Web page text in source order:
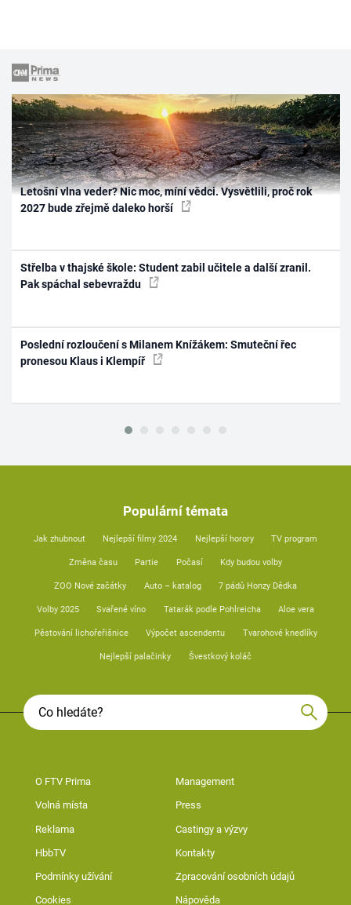
Letošní vlna veder? Nic moc, míní vědci. Vysvětlili, proč rok
2027 bude zřejmě daleko horší
Střelba v thajské škole: Student zabil učitele a další zranil.
Pak spáchal sebevraždu
Poslední rozloučení s Milanem Knížákem: Smuteční řec
pronesou Klaus i Klempíř
Populární témata
Jak zhubnout Nejlepší filmy 2024 Nejlepší horory TV program
Změna času Partie Počasí Kdy budou volby
ZOO Nové začátky Auto – katalog 7 pádů Honzy Dědka
Volby 2025 Svařené víno Tatarák podle Pohlreicha Aloe vera
Pěstování lichořeřišnice Výpočet ascendentu Tvarohové knedlíky
Nejlepší palačinky Švestkový koláč
O FTV Prima Management
Volná místa Press
Reklama Castingy a výzvy
HbbTV Kontakty
Podmínky užívání Zpracování osobních údajů
Cookies Nápověda